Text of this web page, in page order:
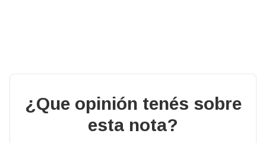
¿Que opinión tenés sobre
esta nota?